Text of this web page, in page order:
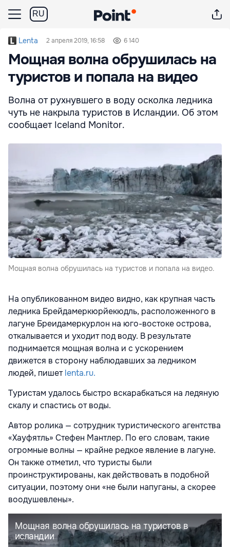
RU
Lenta 2 апреля 2019, 16:58 6 140
Мощная волна обрушилась на
туристов и попала на видео
Волна от рухнувшего в воду осколка ледника
чуть не накрыла туристов в Исландии. Об этом
сообщает Iceland Monitor.
Мощная волна обрушилась на туристов и попала на видео.
На опубликованном видео видно, как крупная часть
ледника Брейдамеркюрйекюдль, расположенного в
лагуне Бреидамеркурлон на юго-востоке острова,
откалывается и уходит под воду. В результате
поднимается мощная волна и с ускорением
движется в сторону наблюдавших за ледником
людей, пишетlenta.ru.
Туристам удалось быстро вскарабкаться на ледяную
скалу и спастись от воды.
Автор ролика — сотрудник туристического агентства
«Хауфятль» Стефен Мантлер. По его словам, такие
огромные волны — крайне редкое явление в лагуне.
Он также отметил, что туристы были
проинструктированы, как действовать в подобной
ситуации, поэтому они «не были напуганы, а скорее
воодушевлены».